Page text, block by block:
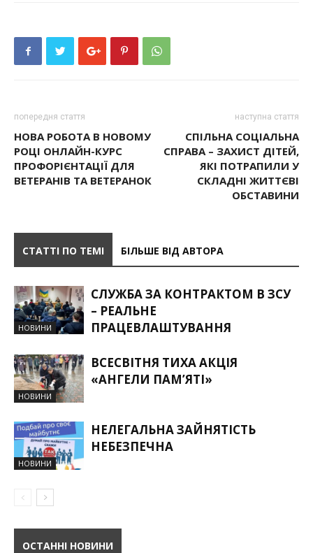
попередня стаття
НОВА РОБОТА В НОВОМУ
РОЦІ ОНЛАЙН-КУРС
ПРОФОРІЄНТАЦІЇ ДЛЯ
ВЕТЕРАНІВ ТА ВЕТЕРАНОК
наступна стаття
СПІЛЬНА СОЦІАЛЬНА
СПРАВА – ЗАХИСТ ДІТЕЙ,
ЯКІ ПОТРАПИЛИ У
СКЛАДНІ ЖИТТЄВІ
ОБСТАВИНИ
СТАТТІ ПО ТЕМІ БІЛЬШЕ ВІД АВТОРА
НОВИНИ
СЛУЖБА ЗА КОНТРАКТОМ В ЗСУ
– РЕАЛЬНЕ
ПРАЦЕВЛАШТУВАННЯ
НОВИНИ
ВСЕСВІТНЯ ТИХА АКЦІЯ
«АНГЕЛИ ПАМ’ЯТІ»
НОВИНИ
НЕЛЕГАЛЬНА ЗАЙНЯТІСТЬ
НЕБЕЗПЕЧНА
ОСТАННІ НОВИНИ